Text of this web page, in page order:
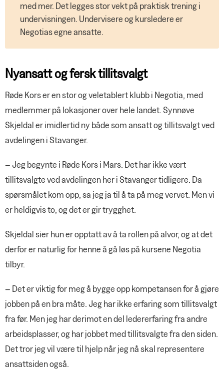
med mer. Det legges stor vekt på praktisk trening i
undervisningen. Undervisere og kursledere er
Negotias egne ansatte.
Nyansatt og fersk tillitsvalgt
Røde Kors er en stor og veletablert klubb i Negotia, med
medlemmer på lokasjoner over hele landet. Synnøve
Skjeldal er imidlertid ny både som ansatt og tillitsvalgt ved
avdelingen i Stavanger.
– Jeg begynte i Røde Kors i Mars. Det har ikke vært
tillitsvalgte ved avdelingen her i Stavanger tidligere. Da
spørsmålet kom opp, sa jeg ja til å ta på meg vervet. Men vi
er heldigvis to, og det er gir trygghet.
Skjeldal sier hun er opptatt av å ta rollen på alvor, og at det
derfor er naturlig for henne å gå løs på kursene Negotia
tilbyr.
– Det er viktig for meg å bygge opp kompetansen for å gjøre
jobben på en bra måte. Jeg har ikke erfaring som tillitsvalgt
fra før. Men jeg har derimot en del ledererfaring fra andre
arbeidsplasser, og har jobbet med tillitsvalgte fra den siden.
Det tror jeg vil være til hjelp når jeg nå skal representere
ansattsiden også.